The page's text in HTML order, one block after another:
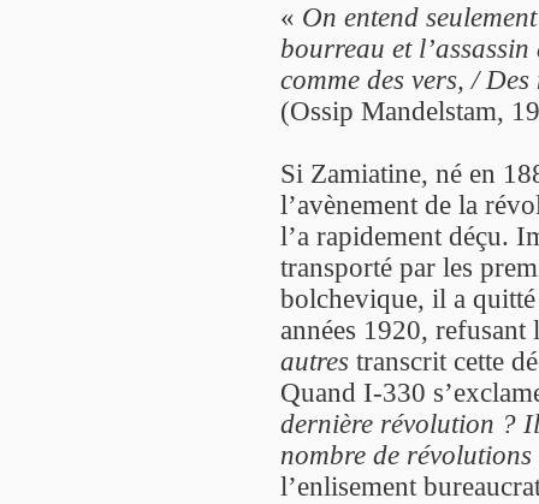
« On entend
bourreau et
comme des vers, /
(Ossip Mandelstam,
Si Zamiatine, né en
l’avènement de la
l’a rapidement déçu.
transporté par les
bolchevique, il a
années 1920,
autres transcrit cette
Quand I-330
dernière révolution ?
nombre de
l’enlisement